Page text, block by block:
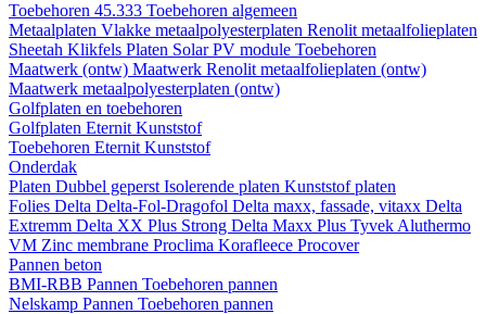
Toebehoren 45.333 Toebehoren algemeen
Metaalplaten Vlakke metaalpolyesterplaten Renolit metaalfolieplaten
Sheetah Klikfels Platen Solar PV module Toebehoren
Maatwerk (ontw) Maatwerk Renolit metaalfolieplaten (ontw)
Maatwerk metaalpolyesterplaten (ontw)
Golfplaten en toebehoren
Golfplaten Eternit Kunststof
Toebehoren Eternit Kunststof
Onderdak
Platen Dubbel geperst Isolerende platen Kunststof platen
Folies Delta Delta-Fol-Dragofol Delta maxx, fassade, vitaxx Delta
Extremm Delta XX Plus Strong Delta Maxx Plus Tyvek Aluthermo
VM Zinc membrane Proclima Korafleece Procover
Pannen beton
BMI-RBB Pannen Toebehoren pannen
Nelskamp Pannen Toebehoren pannen